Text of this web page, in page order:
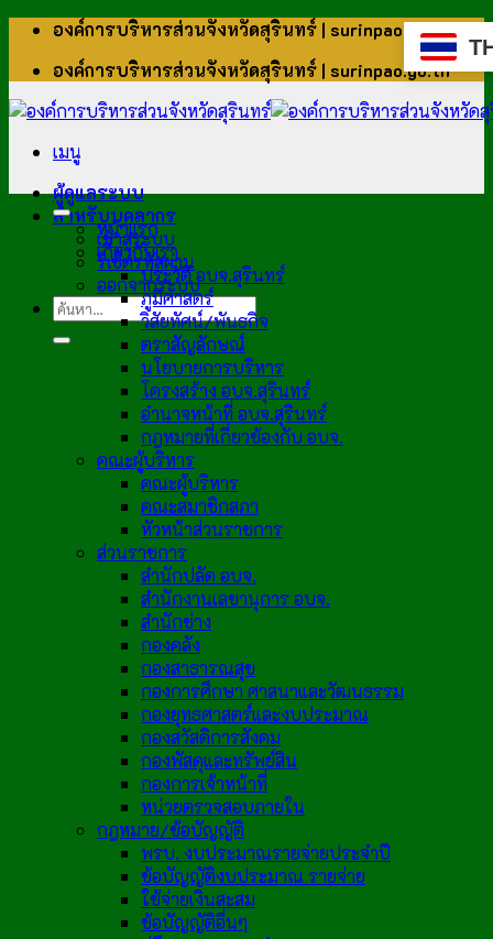
ข้าม
เนื้อหา
องค์การบริหารส่วนจังหวัดสุรินทร์ | surinpao.go.th
องค์การบริหารส่วนจังหวัดสุรินทร์ | surinpao.go.th
เมนู
ผู้ดูแลระบบ
สำหรับบุคลากร
เข้าสู่ระบบ
รีเซ็ตรหัสผ่าน
ออกจากระบบ
หน้าแรก
เกี่ยวกับเรา
ประวัติ อบจ.สุรินทร์
ภูมิศาสตร์
วิสัยทัศน์/พันธกิจ
ตราสัญลักษณ์
นโยบายการบริหาร
โครงสร้าง อบจ.สุรินทร์
อำนาจหน้าที่ อบจ.สุรินทร์
กฎหมายที่เกี่ยวข้องกับ อบจ.
คณะผู้บริหาร
คณะผู้บริหาร
คณะสมาชิกสภา
หัวหน้าส่วนราชการ
ส่วนราชการ
สำนักปลัด อบจ.
สำนักงานเลขานุการ อบจ.
สำนักช่าง
กองคลัง
กองสาธารณสุข
กองการศึกษา ศาสนาและวัฒนธรรม
กองยุทธศาสตร์และงบประมาณ
กองสวัสดิการสังคม
กองพัสดุและทรัพย์สิน
กองการเจ้าหน้าที่
หน่วยตรวจสอบภายใน
กฎหมาย/ข้อบัญญัติ
พรบ. งบประมาณรายจ่ายประจำปี
ข้อบัญญัติงบประมาณ รายจ่าย
ใช้จ่ายเงินสะสม
ข้อบัญญัติอื่นๆ